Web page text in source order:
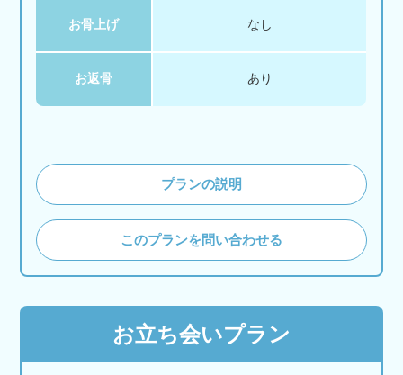
お骨上げ なし
お返骨 あり
プランの説明
このプランを問い合わせる
お立ち会いプラン